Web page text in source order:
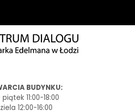
BUDYNKU:
11:00-18:00
12:00-16:00